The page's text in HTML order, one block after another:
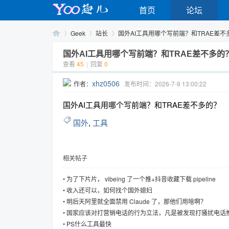
首页 论坛
Geek 站长 国外AI工具用哪个写前端？和TRAE差不
国外AI工具用哪个写前端？和TRAE差不多的？
查看 45 | 回复 0
作者： xhz0506 发布时间：2026-7-9 13:00:22
国外AI工具用哪个写前端？和TRAE差不多的？
国外, 工具
相关帖子
• 为了下片片， vibeing 了一个推+抖音收藏下载 pipeline
• 收入还可以，如何找个国外媳妇
• 明后天阿里就全面禁用 Claude 了，那他们用啥啊？
• 国家应该对打营销电话的行为立法，凡是被发现打骚扰电话
1-10万，国外早就禁止打骚扰电话了
• PS什么工具最快